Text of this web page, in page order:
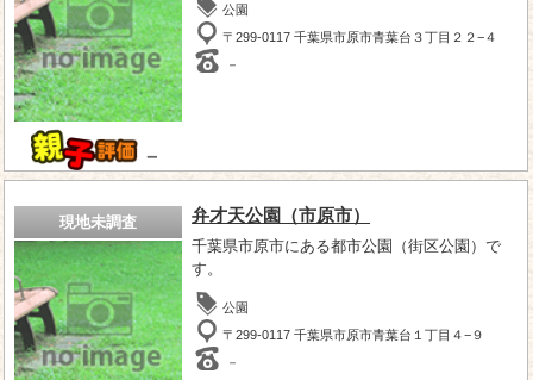
－
公園
〒299-0117 千葉県市原市青葉台３丁目２２−４
－
現地未調査 弁才天公園（市原市）
千葉県市原市にある都市公園（街区公園）で
す。
公園
〒299-0117 千葉県市原市青葉台１丁目４−９
－